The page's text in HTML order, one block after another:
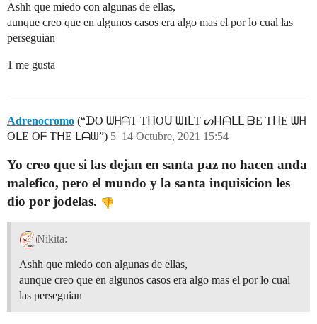
Ashh que miedo con algunas de ellas,
aunque creo que en algunos casos era algo mas el por lo cual las
perseguian
1 me gusta
Adrenocromo (“ᗪO ᗯᕼᗩT TᕼOᑌ ᗯIᒪT ᔕᕼᗩᒪᒪ ᗷE TᕼE ᗯᕼ
OᒪE Oᖴ TᕼE ᒪᗩᗯ”)
14 Octubre, 2021 15:54
5
Yo creo que si las dejan en santa paz no hacen anda
malefico, pero el mundo y la santa inquisicion les
dio por jodelas.
Nikita:
Ashh que miedo con algunas de ellas,
aunque creo que en algunos casos era algo mas el por lo cual
las perseguian